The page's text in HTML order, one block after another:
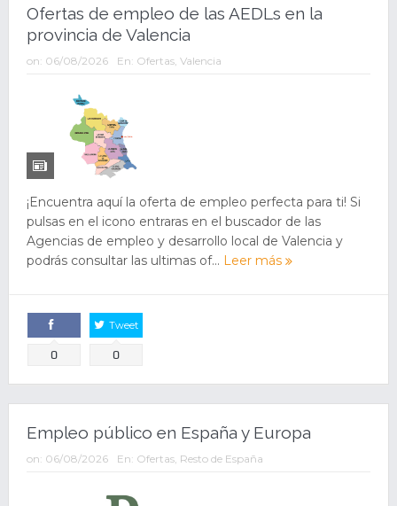
Ofertas de empleo de las AEDLs en la
provincia de Valencia
on: 06/08/2026 En: Ofertas, Valencia
¡Encuentra aquí la oferta de empleo perfecta para ti! Si
pulsas en el icono entraras en el buscador de las
Agencias de empleo y desarrollo local de Valencia y
podrás consultar las ultimas of... Leer más
Comparte
0
Tweet
0
Empleo público en España y Europa
on: 06/08/2026 En: Ofertas, Resto de España